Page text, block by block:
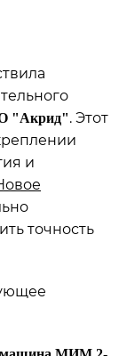
"Акрид". Этот
и
точность